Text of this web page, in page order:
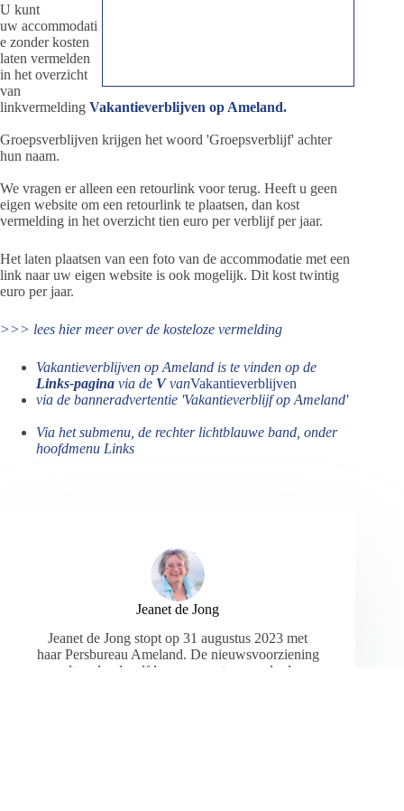
U kunt
uw accommodati
e zonder kosten
laten vermelden
in het overzicht
van
linkvermelding Vakantieverblijven op Ameland.
Groepsverblijven krijgen het woord 'Groepsverblijf' achter
hun naam.
We vragen er alleen een retourlink voor terug. Heeft u geen
eigen website om een retourlink te plaatsen, dan kost
vermelding in het overzicht tien euro per verblijf per jaar.
Het laten plaatsen van een foto van de accommodatie met een
link naar uw eigen website is ook mogelijk. Dit kost twintig
euro per jaar.
>>> lees hier meer over de kosteloze vermelding
Vakantieverblijven op Ameland is te vinden op de
Links-pagina via de VvanVakantieverblijven
via de banneradvertentie 'Vakantieverblijf op Ameland'
Via het submenu, de rechter lichtblauwe band, onder
hoofdmenu Links
Jeanet de Jong
Jeanet de Jong stopt op 31 augustus 2023 met
haar Persbureau Ameland. De nieuwsvoorziening
wordt onder dezelfde naam, met een ander logo